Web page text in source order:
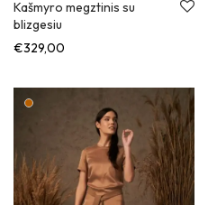
Kašmyro megztinis su
blizgesiu
€329,00